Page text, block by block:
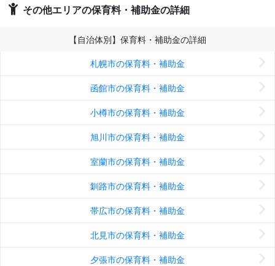
その他エリアの保育料・補助金の詳細
【自治体別】保育料・補助金の詳細
札幌市の保育料・補助金
函館市の保育料・補助金
小樽市の保育料・補助金
旭川市の保育料・補助金
室蘭市の保育料・補助金
釧路市の保育料・補助金
帯広市の保育料・補助金
北見市の保育料・補助金
夕張市の保育料・補助金